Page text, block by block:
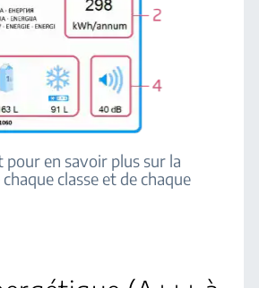
pour en savoir plus sur la
classe et de chaque